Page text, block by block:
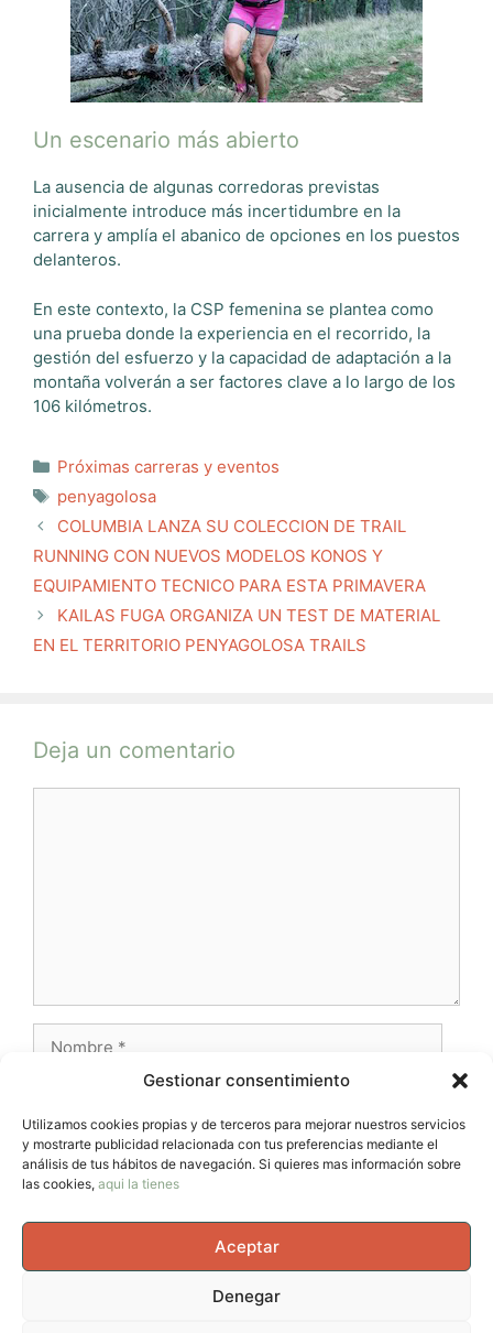
Gestionar consentimiento
Utilizamos cookies propias y de terceros para mejorar nuestros servicios
y mostrarte publicidad relacionada con tus preferencias mediante el
análisis de tus hábitos de navegación. Si quieres mas información sobre
las cookies, aqui la tienes
Aceptar
Denegar
Un escenario más abierto
La ausencia de algunas corredoras previstas
inicialmente introduce más incertidumbre en la
carrera y amplía el abanico de opciones en los puestos
delanteros.
En este contexto, la CSP femenina se plantea como
una prueba donde la experiencia en el recorrido, la
gestión del esfuerzo y la capacidad de adaptación a la
montaña volverán a ser factores clave a lo largo de los
106 kilómetros.
Categorías
Próximas carreras y eventos
Etiquetas
penyagolosa
COLUMBIA LANZA SU COLECCION DE TRAIL
RUNNING CON NUEVOS MODELOS KONOS Y
EQUIPAMIENTO TECNICO PARA ESTA PRIMAVERA
KAILAS FUGA ORGANIZA UN TEST DE MATERIAL
EN EL TERRITORIO PENYAGOLOSA TRAILS
Deja un comentario
electrónico
Web